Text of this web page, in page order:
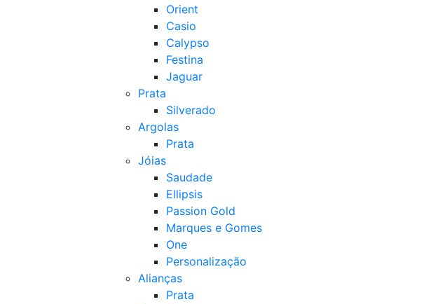
Orient
Casio
Calypso
Festina
Jaguar
Prata
Silverado
Argolas
Prata
Jóias
Saudade
Ellipsis
Passion Gold
Marques e Gomes
One
Personalização
Alianças
Prata